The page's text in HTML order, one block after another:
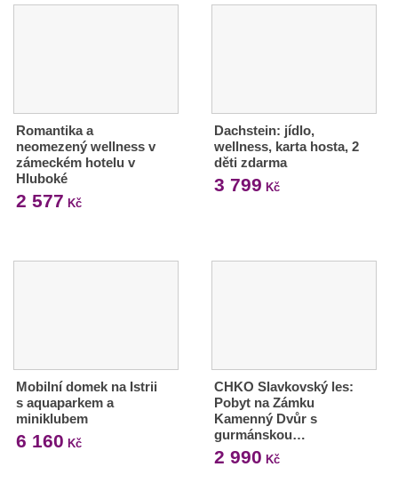
Romantika a
neomezený wellness v
zámeckém hotelu v
Hluboké
2 577 Kč
Dachstein: jídlo,
wellness, karta hosta, 2
děti zdarma
3 799 Kč
Mobilní domek na Istrii
s aquaparkem a
miniklubem
6 160 Kč
CHKO Slavkovský les:
Pobyt na Zámku
Kamenný Dvůr s
gurmánskou…
2 990 Kč